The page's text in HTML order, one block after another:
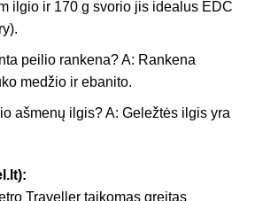
ilgio ir 170 g svorio jis idealus EDC
peilio rankena? A: Rankena
medžio ir ebanito.
ašmenų ilgis? A: Geležtės ilgis yra
Traveller taikomas greitas